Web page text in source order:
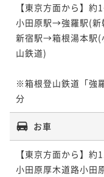
【東京方面から】約
小田原駅→強羅駅(新
新宿駅→箱根湯本駅
山鉄道)
※箱根登山鉄道「強
お車
【東京方面から】約
小田原厚木道路小田